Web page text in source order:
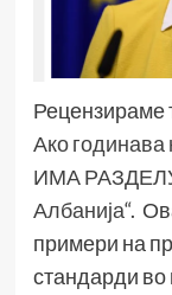
Рецензираме
Ако годинава
ИМА
Албанија“.
примери на
стандарди во